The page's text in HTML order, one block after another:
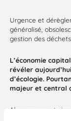
Urgence et
généralisé,
gestion des
L’économie
révéler
d’écologie.
majeur et central
Alors comment
du tout